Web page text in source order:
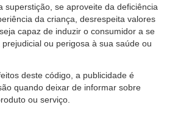
superstição, se aproveite da deficiência
da criança, desrespeita valores
capaz de induzir o consumidor a se
ou perigosa à sua saúde ou
deste código, a publicidade é
quando deixar de informar sobre
ou serviço.